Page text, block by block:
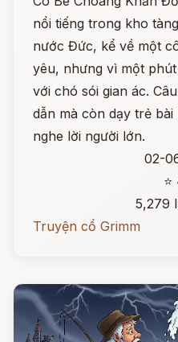
nổi tiếng trong kho
nước Đức, kể về một
yêu, nhưng vì một
với chó sói gian ác.
dẫn mà còn dạy trẻ
nghe lời người lớn.
02-
5,279
Truyện cổ Grimm